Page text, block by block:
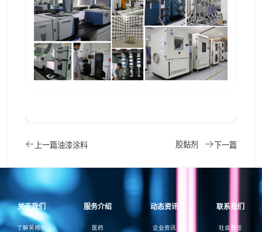
上一篇油漆涂料 下一篇
胶黏剂
关于我们
了解英格尔
服务介绍
医药
动态资讯
企业资讯
联系我们
社会责任